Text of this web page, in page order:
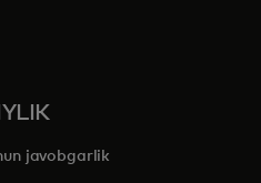
in a new tab
javobgarlik